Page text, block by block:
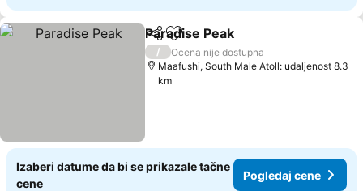
Deli Dodati u favorite
Paradise Peak
/
Ocena nije dostupna
Maafushi, South Male Atoll: udaljenost 8.3
km
Izaberi datume da bi se prikazale tačne
cene
Pogledaj cene